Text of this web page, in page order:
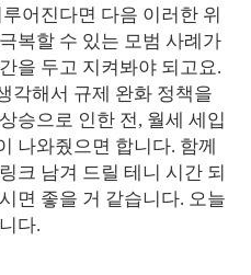
어진다면 다음 이러한 위
복할 수 있는 모범 사례가
을 두고 지켜봐야 되고요.
각해서 규제 완화 정책을
승으로 인한 전, 월세 세입
나와줬으면 합니다. 함께
크 남겨 드릴 테니 시간 되
면 좋을 거 같습니다. 오늘
다.